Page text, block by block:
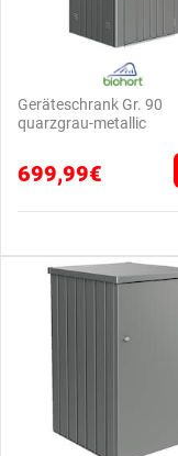
Geräteschrank Gr. 90
quarzgrau-metallic
699,99€